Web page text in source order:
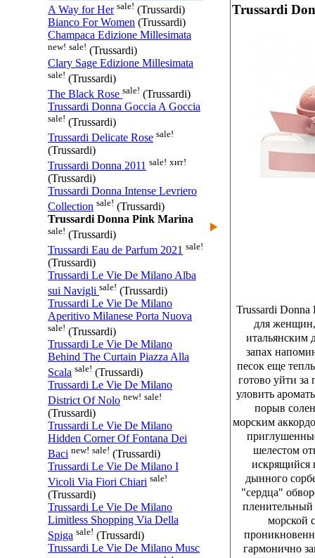
A Way for Her sale! (Trussardi)
Bianco For Women (Trussardi)
Champaca Edizione Millesimata
new! sale! (Trussardi)
Clary Sage Edizione Millesimata
sale! (Trussardi)
The Black Rose sale! (Trussardi)
Trussardi Donna Goccia A Goccia
sale! (Trussardi)
Trussardi Delicate Rose sale!
(Trussardi)
Trussardi Donna 2011 sale! хит!
(Trussardi)
Trussardi Donna Intense Levriero
Collection sale! (Trussardi)
Trussardi Donna Pink Marina
sale! (Trussardi)
Trussardi Eau de Parfum 2021 sale!
(Trussardi)
Trussardi Le Vie De Milano Alba
sui Navigli sale! (Trussardi)
Trussardi Le Vie De Milano
Aperitivo Milanese Porta Nuova
sale! (Trussardi)
Trussardi Le Vie De Milano
Behind The Curtain Piazza Alla
Scala sale! (Trussardi)
Trussardi Le Vie De Milano
District Of Nolo new! sale!
(Trussardi)
Trussardi Le Vie De Milano
Hidden Corner Of Fontana Dei
Baci new! sale! (Trussardi)
Trussardi Le Vie De Milano I
Vicoli Via Fiori Chiari sale!
(Trussardi)
Trussardi Le Vie De Milano
Limitless Shopping Via Della
Spiga sale! (Trussardi)
Trussardi Le Vie De Milano Musc
Trussardi
Trussardi
для
итальянским
запах
песок еще
готово уйти
уловить
порыв
морским
шелестом
искрящийся
дынного
"сердца"
пленительный
морской
гармонично